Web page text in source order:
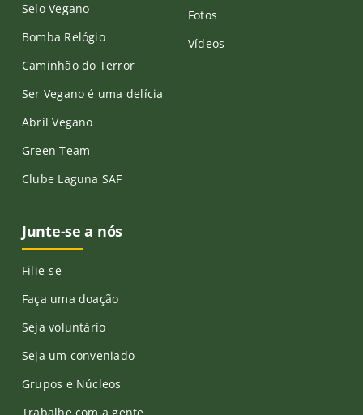
Selo Vegano
Bomba Relógio
Caminhão do Terror
Ser Vegano é uma delícia
Abril Vegano
Green Team
Clube Laguna SAF
Fotos
Vídeos
Junte-se a nós
Filie-se
Faça uma doação
Seja voluntário
Seja um conveniado
Grupos e Núcleos